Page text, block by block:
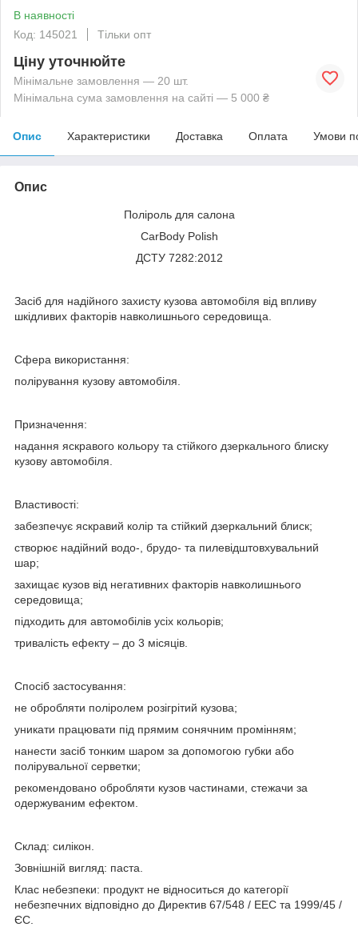
В наявності
Код: 145021
Тільки опт
Ціну уточнюйте
Мінімальне замовлення — 20 шт.
Мінімальна сума замовлення на сайті — 5 000 ₴
Опис Характеристики Доставка Оплата Умови
Опис
Поліроль для салона
CarBody Polish
ДСТУ 7282:2012
Засіб для надійного захисту кузова автомобіля від впливу
шкідливих факторів навколишнього середовища.
Сфера використання:
полірування кузову автомобіля.
Призначення:
надання яскравого кольору та стійкого дзеркального блиску
кузову автомобіля.
Властивості:
забезпечує яскравий колір та стійкий дзеркальний блиск;
створює надійний водо-, брудо- та пилевідштовхувальний
шар;
захищає кузов від негативних факторів навколишнього
середовища;
підходить для автомобілів усіх кольорів;
тривалість ефекту – до 3 місяців.
Спосіб застосування:
не обробляти поліролем розігрітий кузова;
уникати працювати під прямим сонячним промінням;
нанести засіб тонким шаром за допомогою губки або
полірувальної серветки;
рекомендовано обробляти кузов частинами, стежачи за
одержуваним ефектом.
Склад: силікон.
Зовнішній вигляд: паста.
Клас небезпеки: продукт не відноситься до категорії
небезпечних відповідно до Директив 67/548 / ЕЕС та 1999/45 /
ЄС.